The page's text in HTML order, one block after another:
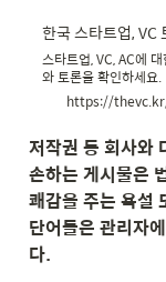
스타트업, VC, AC에
와 토론을 확인하세요.
https://
저작권 등 회사와
손하는 게시물은
쾌감을 주는 욕설
단어들은 관리자
다.